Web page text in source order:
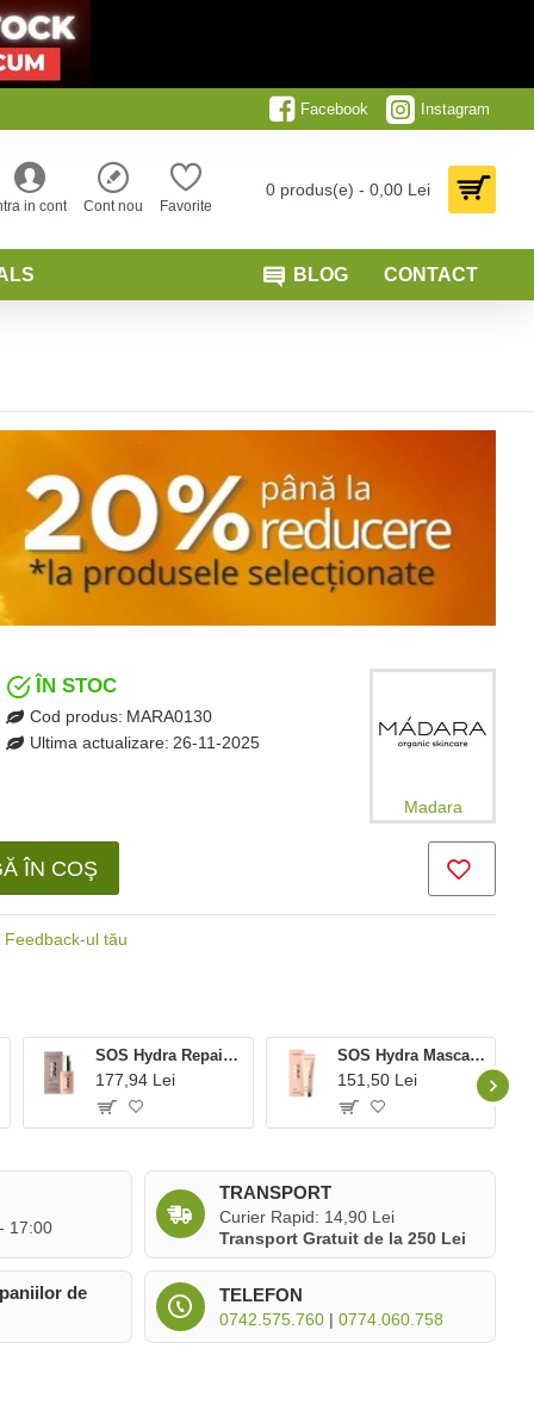
Facebook Instagram
in cont Cont nou Favorite
0 produs(e) - 0,00 Lei
BLOG CONTACT
Feedback-ul tău
ÎN STOC
Cod produs: MARA0130
Ultima actualizare: 26-11-2025
Madara
ÎN COŞ
17:00
TRANSPORT
Curier Rapid: 14,90 Lei
Transport Gratuit de la 250 Lei
de
TELEFON
0742.575.760| 0774.060.758
SOS Hydra Repair Ser intensiv (30 ml), Madara
177,94 Lei
SOS Hydra Masca hidratanta si iluminatoare (60 ml), Madara
151,50 Lei